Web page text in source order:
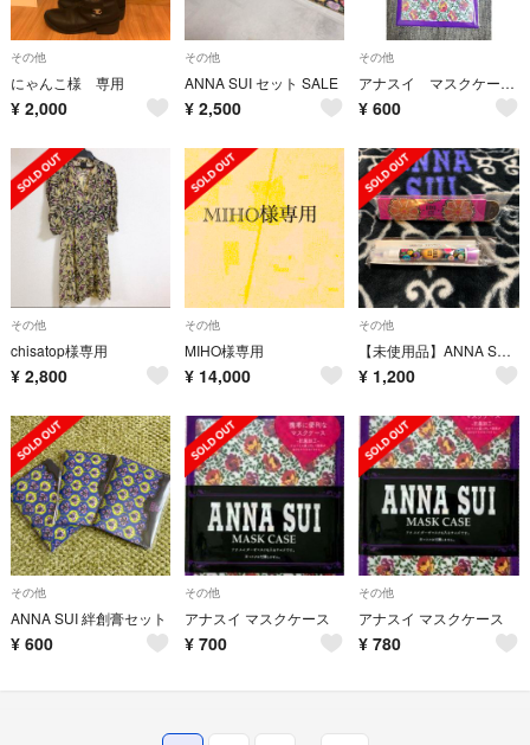
その他
にゃんこ様 専用
¥ 2,000
その他
ANNA SUI セット SALE
¥ 2,500
その他
アナスイ マスクケース 新品未使用
¥ 600
その他
chisatop様専用
¥ 2,800
その他
MIHO様専用
¥ 14,000
その他
【未使用品】ANNA SUI ノベルティ スタンプペン カレイドスコープ
¥ 1,200
その他
ANNA SUI 絆創膏セット
¥ 600
その他
アナスイ マスクケース
¥ 700
その他
アナスイ マスクケース
¥ 780